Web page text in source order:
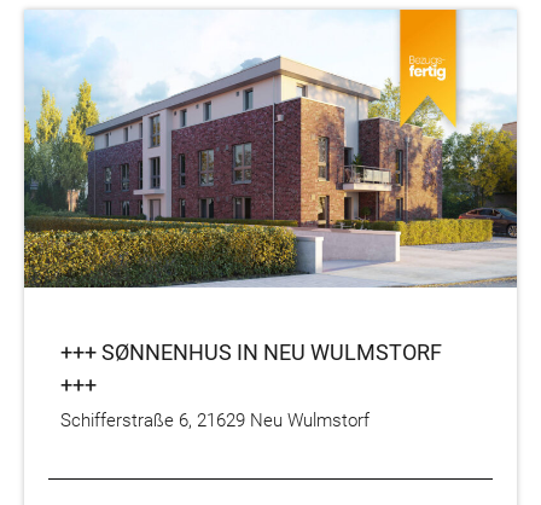
+++ SØNNENHUS IN NEU WULMSTORF
+++
Schifferstraße 6, 21629 Neu Wulmstorf